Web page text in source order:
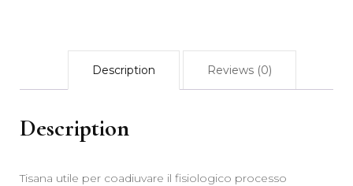
Description Reviews (0)
Description
Tisana utile per coadiuvare il fisiologico processo